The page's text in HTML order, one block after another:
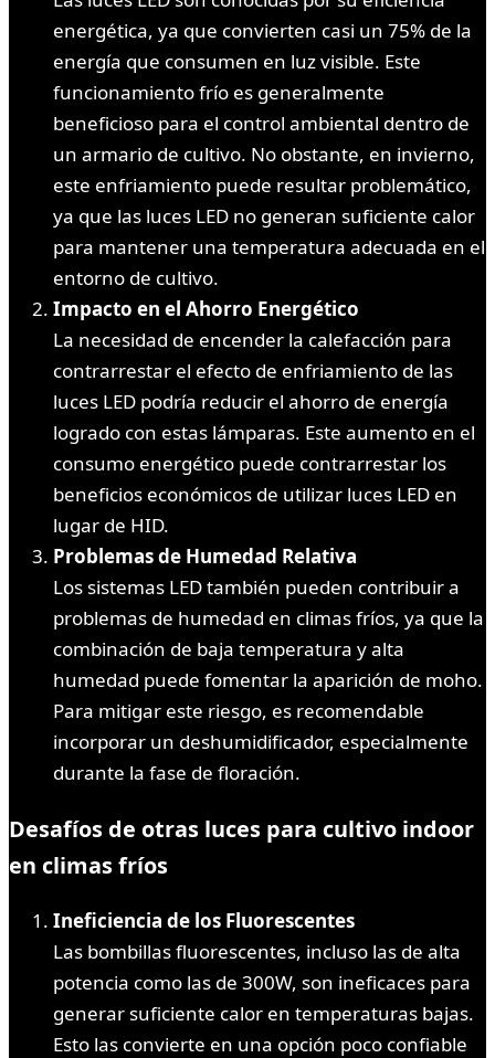
energética, ya que convierten casi un 75% de la
energía que consumen en luz visible. Este
funcionamiento frío es generalmente
beneficioso para el control ambiental dentro de
un armario de cultivo. No obstante, en invierno,
este enfriamiento puede resultar problemático,
ya que las luces LED no generan suficiente calor
para mantener una temperatura adecuada en el
entorno de cultivo.
Impacto en el Ahorro Energético
La necesidad de encender la calefacción para
contrarrestar el efecto de enfriamiento de las
luces LED podría reducir el ahorro de energía
logrado con estas lámparas. Este aumento en el
consumo energético puede contrarrestar los
beneficios económicos de utilizar luces LED en
lugar de HID.
Problemas de Humedad Relativa
Los sistemas LED también pueden contribuir a
problemas de humedad en climas fríos, ya que la
combinación de baja temperatura y alta
humedad puede fomentar la aparición de moho.
Para mitigar este riesgo, es recomendable
incorporar un deshumidificador, especialmente
durante la fase de floración.
Desafíos de otras luces para cultivo indoor
en climas fríos
Ineficiencia de los Fluorescentes
Las bombillas fluorescentes, incluso las de alta
potencia como las de 300W, son ineficaces para
generar suficiente calor en temperaturas bajas.
Esto las convierte en una opción poco confiable